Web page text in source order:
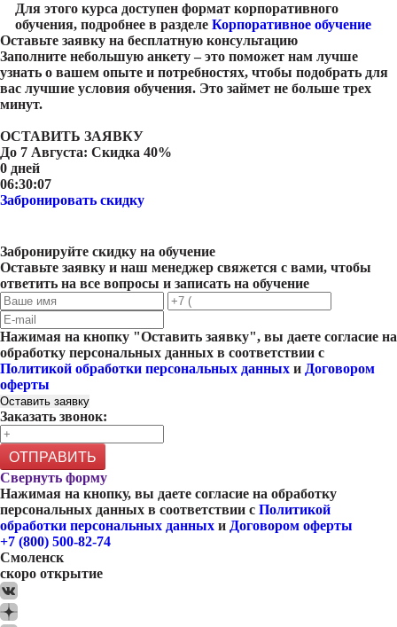
Для этого курса доступен формат корпоративного
обучения, подробнее в разделе Корпоративное обучение
Оставьте заявку на бесплатную консультацию
Заполните небольшую анкету – это поможет нам лучше
узнать о вашем опыте и потребностях, чтобы подобрать для
вас лучшие условия обучения. Это займет не больше трех
минут.
ОСТАВИТЬ ЗАЯВКУ
До 7 Августа: Скидка 40%
0 дней
06:30:07
Забронировать скидку
Забронируйте скидку на обучение
Оставьте заявку и наш менеджер свяжется с вами, чтобы
ответить на все вопросы и записать на обучение
Нажимая на кнопку "Оставить заявку", вы даете согласие на
обработку персональных данных в соответствии с
Политикой обработки персональных данных и Договором
оферты
Оставить заявку
Заказать звонок:
ОТПРАВИТЬ
Свернуть форму
Нажимая на кнопку, вы даете согласие на обработку
персональных данных в соответствии с Политикой
обработки персональных данных и Договором оферты
+7 (800) 500-82-74
Смоленск
скоро открытие